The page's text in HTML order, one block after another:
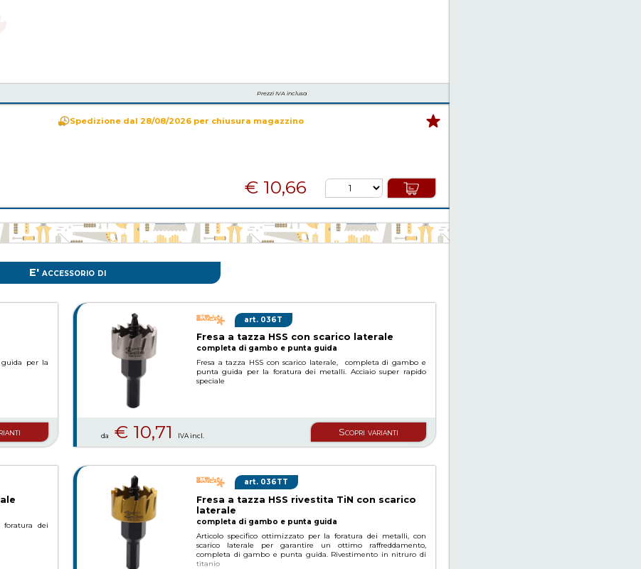
Prezzi IVA inclusa
Spedizione dal 28/08/2026 per chiusura magazzino
€ 10,66
E' accessorio di
per la
036T
Fresa a tazza HSS con scarico laterale
completa di gambo e punta guida
Fresa a tazza HSS con scarico laterale, completa di gambo e
punta guida per la foratura dei metalli. Acciaio super rapido
speciale
da € 10,71 IVA incl. Scopri varianti
foratura dei
036TT
Fresa a tazza HSS rivestita TiN con scarico
laterale
completa di gambo e punta guida
Articolo specifico ottimizzato per la foratura dei metalli, con
scarico laterale per garantire un ottimo raffreddamento,
completa di gambo e punta guida. Rivestimento in nitruro di
titanio